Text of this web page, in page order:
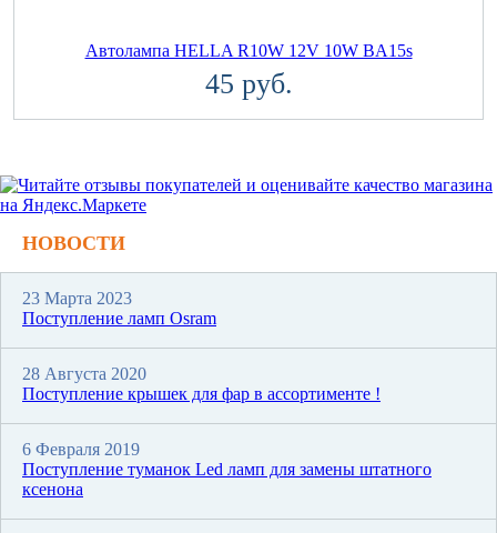
Автолампа HELLA R10W 12V 10W BA15s
45 руб.
НОВОСТИ
23 Марта 2023
Поступление ламп Osram
28 Августа 2020
Поступление крышек для фар в ассортименте !
6 Февраля 2019
Поступление туманок Led ламп для замены штатного
ксенона